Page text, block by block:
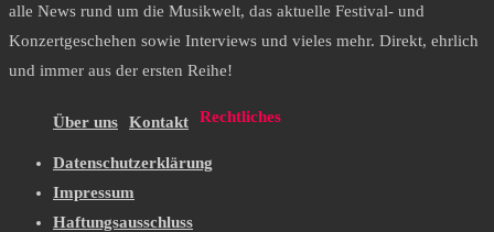
alle News rund um die Musikwelt, das aktuelle Festival- und
Konzertgeschehen sowie Interviews und vieles mehr. Direkt, ehrlich
und immer aus der ersten Reihe!
Über uns Kontakt Rechtliches
Datenschutzerklärung
Impressum
Haftungsausschluss